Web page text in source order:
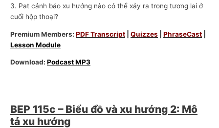
3. Pat cảnh báo xu hướng nào có thể xảy ra trong tương lai ở
cuối hộp thoại?
Premium Members:PDF Transcript |Quizzes |PhraseCast
Lesson Module
Download:Podcast MP3
BEP 115c – Biểu đồ và xu hướng 2: Mô
tả xu hướng